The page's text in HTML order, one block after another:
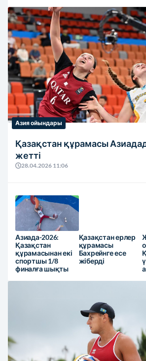
Азия ойындары
Қазақстан құрамасы
жетті
28.04.2026 11:06
Азиада-2026:
Қазақстан
құрамасынан екі
спортшы 1/8
финалға шықты
Қазақстан ерлер
құрамасы
Бахрейнге есе
жіберді